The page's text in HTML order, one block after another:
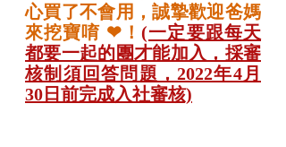
心買了不會用，誠摯歡迎爸媽
來挖寶唷 ❤ ！ (一定要跟每天
都要一起的團才能加入，採審
核制須回答問題，2022年4月
30日前完成入社審核)